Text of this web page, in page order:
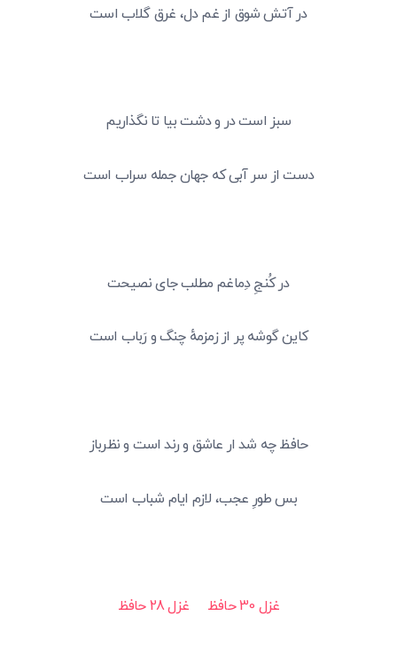
در آتش شوق از غم دل، غرق گلاب است
سبز است در و دشت بیا تا نگذاریم
دست از سر آبی که جهان جمله سراب است
در کُنجِ دِماغم مطلب جای نصیحت
کاین گوشه پر از زمزمهٔ چنگ و رَباب است
حافظ چه شد ار عاشق و رند است و نظرباز
بس طورِ عجب، لازم ایام شباب است
غزل 30 حافظ غزل 28 حافظ